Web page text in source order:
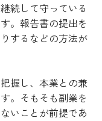
続して守っている
。報告書の提出を
するなどの方法が
握し、本業との兼
。そもそも副業を
いことが前提であ